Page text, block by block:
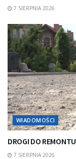
7 SIERPNIA 2026
WIADOMOŚCI
DROGI DO REMONTU
7 SIERPNIA 2026